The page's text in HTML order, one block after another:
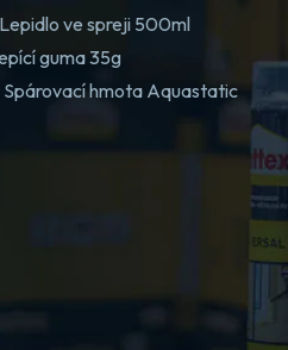
ve spreji 500ml
guma 35g
hmota Aquastatic